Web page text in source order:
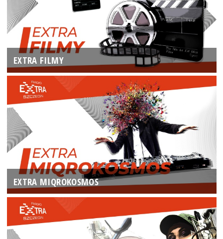
EXTRA FILMY
EXTRA MIQROKOSMOS